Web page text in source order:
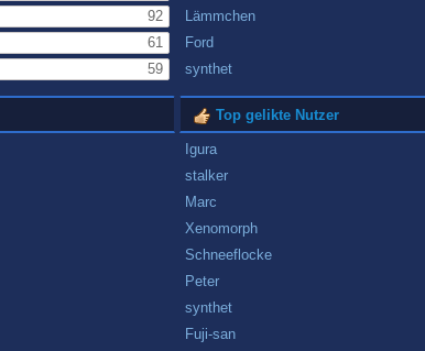
92
61
59
Lämmchen
Ford
synthet
Top gelikte Nutzer
Igura
stalker
Marc
Xenomorph
Schneeflocke
Peter
synthet
Fuji-san